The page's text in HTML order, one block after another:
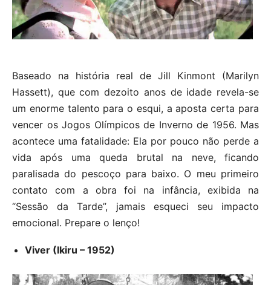
Baseado na história real de Jill Kinmont (Marilyn
Hassett), que com dezoito anos de idade revela-se
um enorme talento para o esqui, a aposta certa para
vencer os Jogos Olímpicos de Inverno de 1956. Mas
acontece uma fatalidade: Ela por pouco não perde a
vida após uma queda brutal na neve, ficando
paralisada do pescoço para baixo. O meu primeiro
contato com a obra foi na infância, exibida na
“Sessão da Tarde”, jamais esqueci seu impacto
emocional. Prepare o lenço!
Viver (Ikiru – 1952)